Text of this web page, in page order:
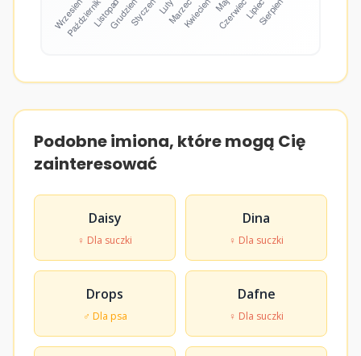
Podobne imiona, które mogą Cię
zainteresować
Daisy
♀ Dla suczki
Dina
♀ Dla suczki
Drops
♂ Dla psa
Dafne
♀ Dla suczki